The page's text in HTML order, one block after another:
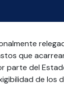
que
parte del
de los